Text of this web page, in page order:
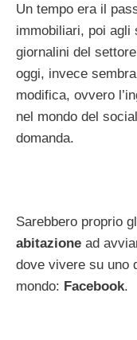
Un tempo era il
immobiliari, poi agli
giornalini del
oggi, invece
modifica, ovvero
nel mondo del
domanda.
Sarebbero proprio
abitazione ad
dove vivere su uno
mondo: Facebook.